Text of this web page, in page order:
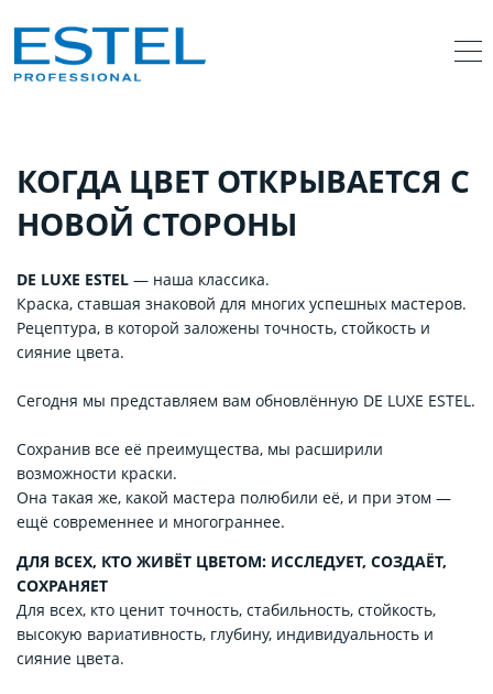
КОГДА ЦВЕТ ОТКРЫВАЕТСЯ С
НОВОЙ СТОРОНЫ
DE LUXE ESTEL — наша классика.
Краска, ставшая знаковой для многих успешных мастеров.
Рецептура, в которой заложены точность, стойкость и
сияние цвета.
Сегодня мы представляем вам обновлённую DE LUXE ESTEL.
Сохранив все её преимущества, мы расширили
возможности краски.
Она такая же, какой мастера полюбили её, и при этом —
ещё современнее и многограннее.
ДЛЯ ВСЕХ, КТО ЖИВЁТ ЦВЕТОМ: ИССЛЕДУЕТ, СОЗДАЁТ,
СОХРАНЯЕТ
Для всех, кто ценит точность, стабильность, стойкость,
высокую вариативность, глубину, индивидуальность и
сияние цвета.